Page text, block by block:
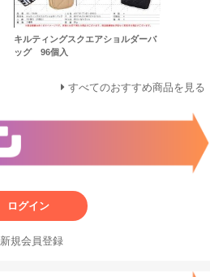
キルティングスクエアショルダーバ
ッグ 96個入
すべてのおすすめ商品を見る
ログイン
新規会員登録